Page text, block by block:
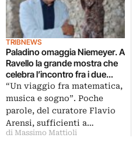
TRIBNEWS
Paladino omaggia Niemeyer. A
Ravello la grande mostra che
celebra l’incontro fra i due
grandi personaggi, ecco la
fotogallery dall’opening…
“Un viaggio fra matematica,
musica e sogno”. Poche
parole, del curatore Flavio
Arensi, sufficienti a…
di Massimo Mattioli